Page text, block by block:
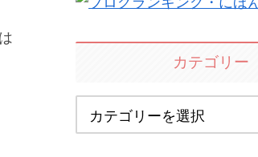
カテゴリー